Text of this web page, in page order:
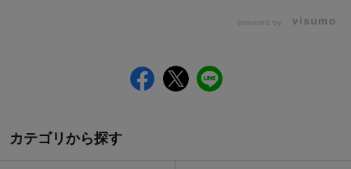
powered by
カテゴリから探す